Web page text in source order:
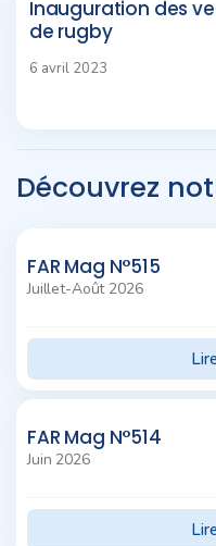
Inauguration des
de rugby
6 avril 2023
Découvrez
FAR Mag N°515
Juillet-Août 2026
FAR Mag N°514
Juin 2026